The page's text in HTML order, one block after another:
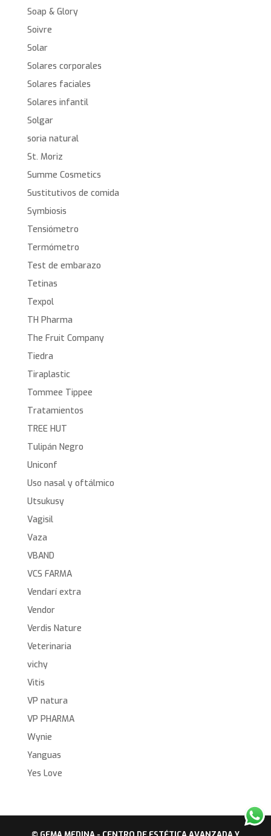
Soap & Glory
Soivre
Solar
Solares corporales
Solares faciales
Solares infantil
Solgar
soria natural
St. Moriz
Summe Cosmetics
Sustitutivos de comida
Symbiosis
Tensiómetro
Termómetro
Test de embarazo
Tetinas
Texpol
TH Pharma
The Fruit Company
Tiedra
Tiraplastic
Tommee Tippee
Tratamientos
TREE HUT
Tulipán Negro
Uniconf
Uso nasal y oftálmico
Utsukusy
Vagisil
Vaza
VBAND
VCS FARMA
Vendarí extra
Vendor
Verdis Nature
Veterinaria
vichy
Vitis
VP natura
VP PHARMA
Wynie
Yanguas
Yes Love